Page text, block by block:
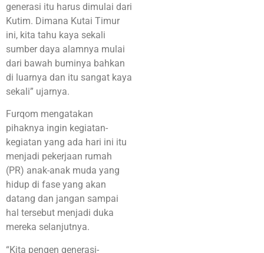
generasi itu harus dimulai dari
Kutim. Dimana Kutai Timur
ini, kita tahu kaya sekali
sumber daya alamnya mulai
dari bawah buminya bahkan
di luarnya dan itu sangat kaya
sekali” ujarnya.
Furqom mengatakan
pihaknya ingin kegiatan-
kegiatan yang ada hari ini itu
menjadi pekerjaan rumah
(PR) anak-anak muda yang
hidup di fase yang akan
datang dan jangan sampai
hal tersebut menjadi duka
mereka selanjutnya.
“Kita pengen generasi-